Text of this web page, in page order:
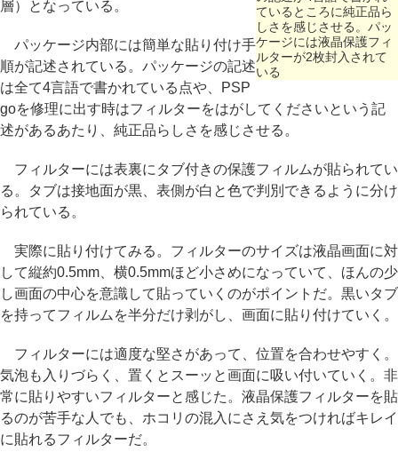
ているところに純正品ら
しさを感じさせる。パッ
ケージには液晶保護フィ
ルターが2枚封入されて
いる
層）となっている。
パッケージ内部には簡単な貼り付け手
順が記述されている。パッケージの記述
は全て4言語で書かれている点や、PSP
goを修理に出す時はフィルターをはがしてくださいという記
述があるあたり、純正品らしさを感じさせる。
フィルターには表裏にタブ付きの保護フィルムが貼られてい
る。タブは接地面が黒、表側が白と色で判別できるように分け
られている。
実際に貼り付けてみる。フィルターのサイズは液晶画面に対
して縦約0.5mm、横0.5mmほど小さめになっていて、ほんの少
し画面の中心を意識して貼っていくのがポイントだ。黒いタブ
を持ってフィルムを半分だけ剥がし、画面に貼り付けていく。
フィルターには適度な堅さがあって、位置を合わせやすく。
気泡も入りづらく、置くとスーッと画面に吸い付いていく。非
常に貼りやすいフィルターと感じた。液晶保護フィルターを貼
るのが苦手な人でも、ホコリの混入にさえ気をつければキレイ
に貼れるフィルターだ。